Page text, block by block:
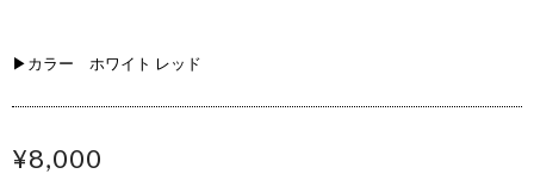
▶カラー ホワイト レッド
¥8,000